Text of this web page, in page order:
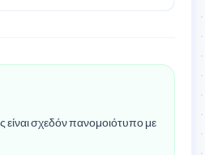
είναι σχεδόν πανομοιότυπο με